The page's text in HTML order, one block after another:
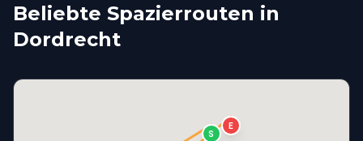
Beliebte Spazierrouten in
Dordrecht
S
E